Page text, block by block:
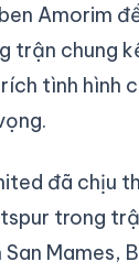
Amorim
trận chung
tình hình
đã chịu
trong
Mames,